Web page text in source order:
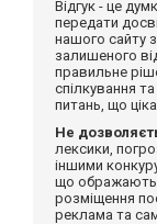
Відгук - це
передати
нашого сайту
залишеного
правильне
спілкування
питань, що
Не
лексики,
іншими
що ображають
розміщення
реклама та